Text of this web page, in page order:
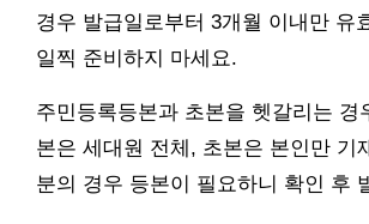
경우 발급일로부터 3개월 이내만 유
일찍 준비하지 마세요.
주민등록등본과 초본을 헷갈리는 경
본은 세대원 전체, 초본은 본인만 기
분의 경우 등본이 필요하니 확인 후